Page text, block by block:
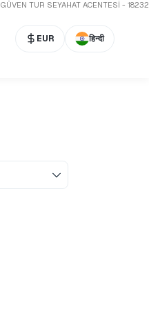
GÜVEN TUR SEYAHAT ACENTESİ - 18232
EUR हिन्दी